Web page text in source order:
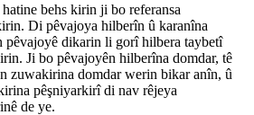
behs kirin ji bo referansa
Di pêvajoya hilberîn û karanîna
pêvajoyê dikarin li gorî hilbera taybetî
Ji bo pêvajoyên hilberîna domdar, tê
zuwakirina domdar werin bikar anîn, û
pêşniyarkirî di nav rêjeya
de ye.